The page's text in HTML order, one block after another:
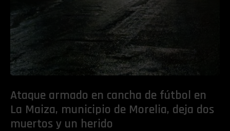
Ataque armado en cancha de fútbol en
La Maiza, municipio de Morelia, deja dos
muertos y un herido